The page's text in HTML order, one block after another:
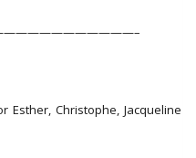
Christophe, Jacqueline